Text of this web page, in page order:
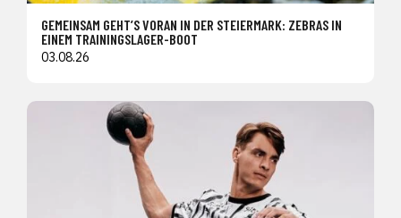
GEMEINSAM GEHT’S VORAN IN DER STEIERMARK: ZEBRAS IN
EINEM TRAININGSLAGER-BOOT
03.08.26